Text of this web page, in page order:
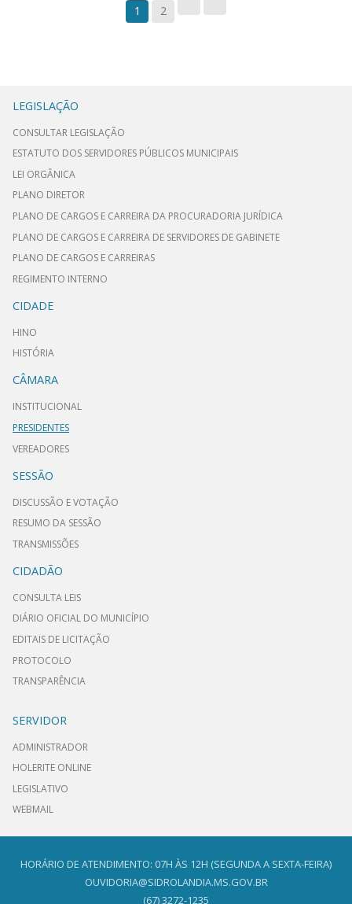
1 2
LEGISLAÇÃO
CONSULTAR LEGISLAÇÃO
ESTATUTO DOS SERVIDORES PÚBLICOS MUNICIPAIS
LEI ORGÂNICA
PLANO DIRETOR
PLANO DE CARGOS E CARREIRA DA PROCURADORIA JURÍDICA
PLANO DE CARGOS E CARREIRA DE SERVIDORES DE GABINETE
PLANO DE CARGOS E CARREIRAS
REGIMENTO INTERNO
CIDADE
HINO
HISTÓRIA
CÂMARA
INSTITUCIONAL
PRESIDENTES
VEREADORES
SESSÃO
DISCUSSÃO E VOTAÇÃO
RESUMO DA SESSÃO
TRANSMISSÕES
CIDADÃO
CONSULTA LEIS
DIÁRIO OFICIAL DO MUNICÍPIO
EDITAIS DE LICITAÇÃO
PROTOCOLO
TRANSPARÊNCIA
SERVIDOR
ADMINISTRADOR
HOLERITE ONLINE
LEGISLATIVO
WEBMAIL
HORÁRIO DE ATENDIMENTO: 07H ÀS 12H (SEGUNDA A SEXTA-FEIRA)
OUVIDORIA@SIDROLANDIA.MS.GOV.BR
(67) 3272-1235